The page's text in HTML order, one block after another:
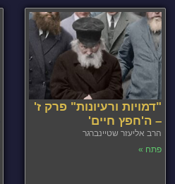
"דמויות ורעיונות" פרק ז'
– ה'חפץ חיים'
הרב אליעזר שטיינברגר
פתח »